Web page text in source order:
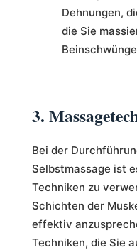
Dehnungen,
die Sie
3.
Bei der
Selbstmassage ist
Techniken zu
Schichten der
effektiv
Techniken, die Sie